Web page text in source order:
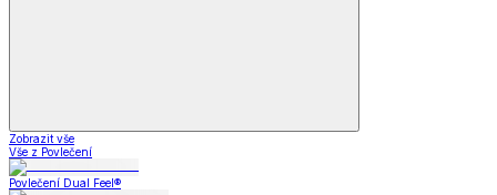
Zobrazit vše
Vše z Povlečení
Povlečení Dual Feel®